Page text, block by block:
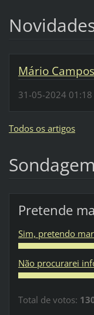
Mário
31-05-2024 01:18
Todos os artigos
Sondagem
Pretende
Sim, pretendo
Não procurarei
Total de votos: